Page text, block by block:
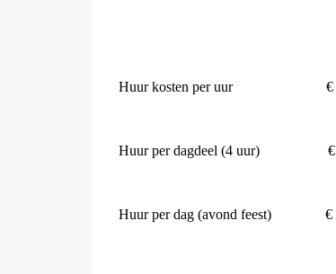
Huur kosten per uur €
Huur per dagdeel (4 uur) €
Huur per dag (avond feest) €